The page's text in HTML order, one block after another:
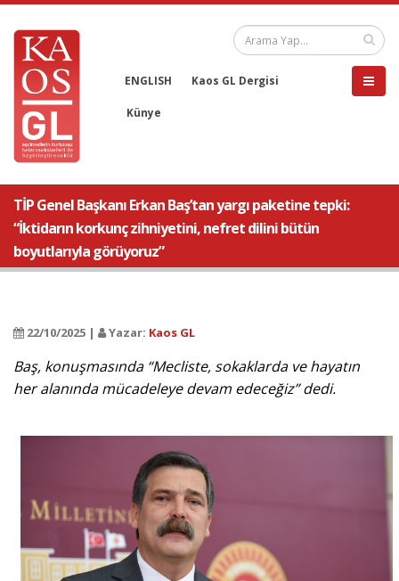
ENGLISH Kaos GL Dergisi
Künye
TİP Genel Başkanı Erkan Baş’tan yargı paketine tepki:
“İktidarın korkunç zihniyetini, nefret dilini bütün
boyutlarıyla görüyoruz”
22/10/2025 | Yazar: Kaos GL
Baş, konuşmasında “Mecliste, sokaklarda ve hayatın
her alanında mücadeleye devam edeceğiz” dedi.